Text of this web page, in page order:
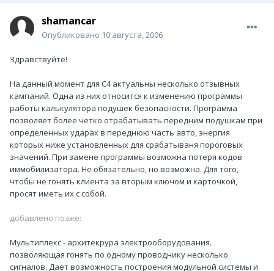
shamancar
Опубликовано 10 августа, 2006
Здравствуйте!
На данный момент для С4 актуальны несколько отзывных
кампаний. Одна из них относится к изменению программы
работы калькулятора подушек безопасности. Программа
позволяет более четко отрабатывать передним подушкам при
определенных ударах в переднюю часть авто, энергия
которых ниже установленных для срабатываня пороговых
значений. При замене программы возможна потеря кодов
иммобилизатора. Не обязательно, но возможна. Для того,
чтобы не гонять клиента за вторым ключом и карточкой,
просят иметь их с собой.
добавлено позже:
Мультиплекс - архитекрура электрооборудования.
позволяющая гонять по одному проводнику несколько
сигналов. Дает возможность построения модульной системы и